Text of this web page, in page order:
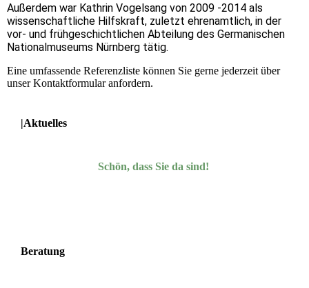
Außerdem war Kathrin Vogelsang von 2009 -2014 als
wissenschaftliche Hilfskraft, zuletzt ehrenamtlich, in der
vor- und frühgeschichtlichen Abteilung des Germanischen
Nationalmuseums Nürnberg tätig.
Eine umfassende Referenzliste können Sie gerne jederzeit über
unser Kontaktformular anfordern.
|Aktuelles
Schön, dass Sie da sind!
Beratung